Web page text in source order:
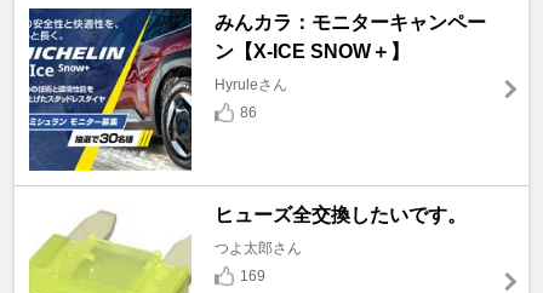
みんカラ：モニターキャンペー
ン【X-ICE SNOW＋】
Hyruleさん
86
ヒューズ全交換したいです。
つよ太郎さん
169